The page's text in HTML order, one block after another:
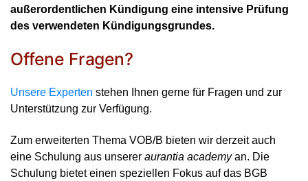
außerordentlichen Kündigung eine intensive Prüfung
des verwendeten Kündigungsgrundes.
Offene Fragen?
Unsere Experten stehen Ihnen gerne für Fragen und zur
Unterstützung zur Verfügung.
Zum erweiterten Thema VOB/B bieten wir derzeit auch
eine Schulung aus unserer aurantia academyan. Die
Schulung bietet einen speziellen Fokus auf das BGB